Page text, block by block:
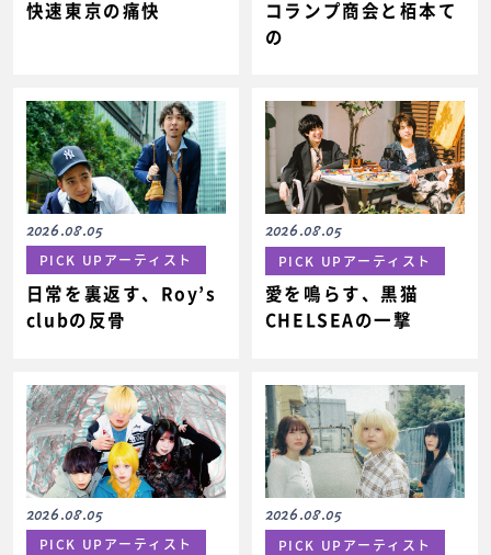
快速東京の痛快
コランプ商会と栢本て
の
2026.08.05
PICK UPアーティスト
日常を裏返す、Roy’s
clubの反骨
2026.08.05
PICK UPアーティスト
愛を鳴らす、黒猫
CHELSEAの一撃
2026.08.05
PICK UPアーティスト
2026.08.05
PICK UPアーティスト